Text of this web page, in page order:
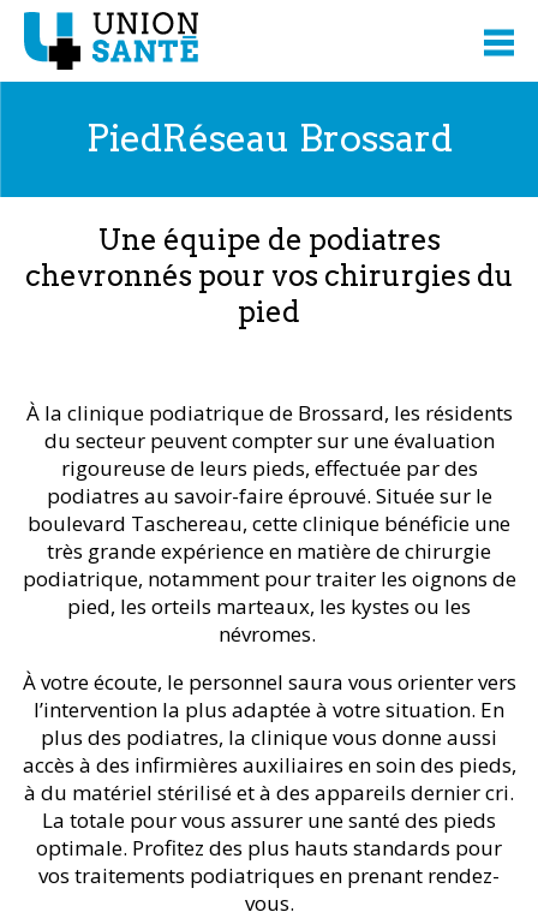
PiedRéseau Brossard
Une équipe de podiatres
chevronnés pour vos chirurgies du
pied
À la clinique podiatrique de Brossard, les résidents
du secteur peuvent compter sur une évaluation
rigoureuse de leurs pieds, effectuée par des
podiatres au savoir-faire éprouvé. Située sur le
boulevard Taschereau, cette clinique bénéficie une
très grande expérience en matière de chirurgie
podiatrique, notamment pour traiter les oignons de
pied, les orteils marteaux, les kystes ou les
névromes.
À votre écoute, le personnel saura vous orienter vers
l’intervention la plus adaptée à votre situation. En
plus des podiatres, la clinique vous donne aussi
accès à des infirmières auxiliaires en soin des pieds,
à du matériel stérilisé et à des appareils dernier cri.
La totale pour vous assurer une santé des pieds
optimale. Profitez des plus hauts standards pour
vos traitements podiatriques en prenant rendez-
vous.